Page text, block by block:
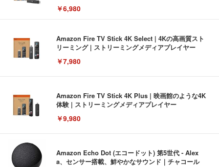
￥6,980
Amazon Fire TV Stick 4K Select | 4Kの高画質スト
リーミング | ストリーミングメディアプレイヤー
￥7,980
Amazon Fire TV Stick 4K Plus | 映画館のような4K
体験 | ストリーミングメディアプレイヤー
￥9,980
Amazon Echo Dot (エコードット) 第5世代 - Alex
a、センサー搭載、鮮やかなサウンド｜チャコール